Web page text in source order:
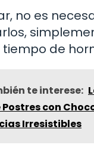
no es
de
te interese:
Postres con
Irresistibles